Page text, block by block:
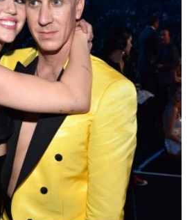
四大城市，和眾時尚名人們爭豔
邀為秀場上第一排座上嘉賓，屆
搭功力外，也將替各位時尚迷們帶
。趕緊關注芭比Instagram▶
barbiestyle